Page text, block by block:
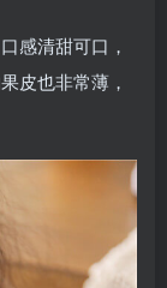
感清甜可口，
皮也非常薄，